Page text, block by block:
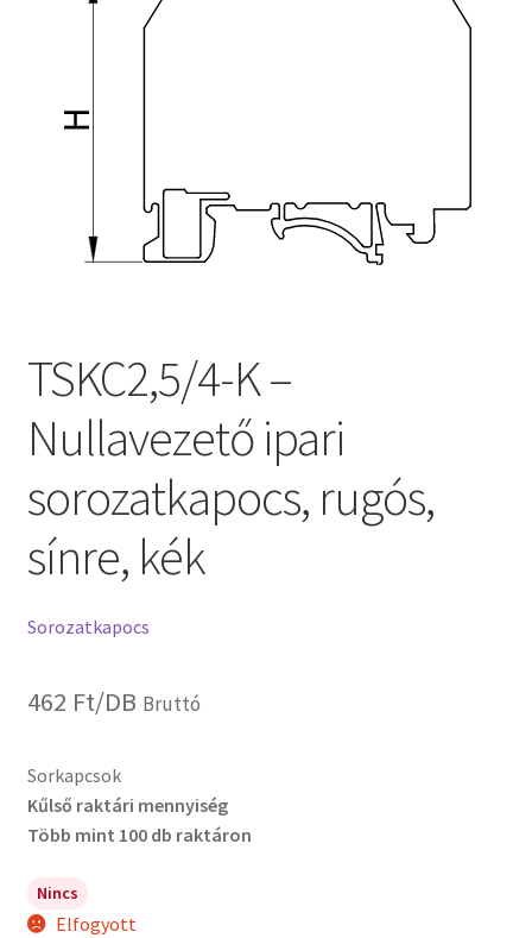
TSKC2,5/4-K –
Nullavezető ipari
sorozatkapocs, rugós,
sínre, kék
Sorozatkapocs
462 Ft/DB Bruttó
Sorkapcsok
Kűlső raktári mennyiség
Több mint 100 db raktáron
Nincs
Elfogyott